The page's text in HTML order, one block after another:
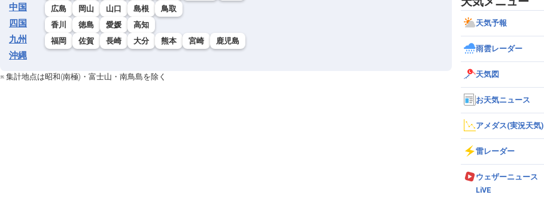
中国 広島 岡山 山口 島根 鳥取
四国 香川 徳島 愛媛 高知
九州 福岡 佐賀 長崎 大分 熊本 宮崎 鹿児島
沖縄
※ 集計地点は昭和(南極)・富士山・南鳥島を除く
天気予報
雨雲レーダー
天気図
お天気ニュース
アメダス(実況天気)
雷レーダー
ウェザーニュース
LiVE